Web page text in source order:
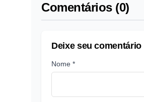
Comentários (0)
Deixe seu comentário
Nome *